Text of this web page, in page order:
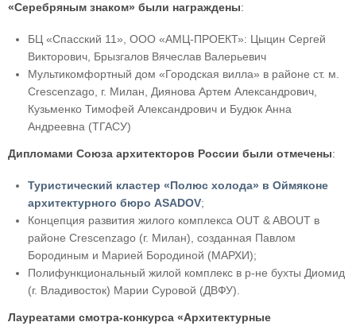
«Серебряным знаком» были награждены:
БЦ «Спасский 11», ООО «АМЦ-ПРОЕКТ»: Цыцин Сергей
Викторович, Брызгалов Вячеслав Валерьевич
Мультикомфортный дом «Городская вилла» в районе ст. м.
Crescenzago, г. Милан, Диянова Артем Александрович,
Кузьменко Тимофей Александрович и Будюк Анна
Андреевна (ТГАСУ)
Дипломами Союза архитекторов России были отмечены:
Туристический кластер «Полюс холода» в Оймяконе
архитектурного бюро ASADOV;
Концепция развития жилого комплекса OUT & ABOUT в
районе Crescenzago (г. Милан), созданная Павлом
Бородиным и Марией Бородиной (МАРХИ);
Полифункциональный жилой комплекс в р-не бухты Диомид
(г. Владивосток) Марии Суровой (ДВФУ).
Лауреатами смотра-конкурса «Архитектурные